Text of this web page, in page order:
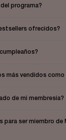
programa?
ofrecidos?
más vendidos como
de mi membresía?
para ser miembro de